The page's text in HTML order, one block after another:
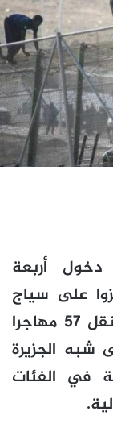
دخول أربعة
على سياج
الشاطئ الأقرب للمغرب بينما تم نقل 57 مهاجرا
شبه الجزيرة
في الفئات